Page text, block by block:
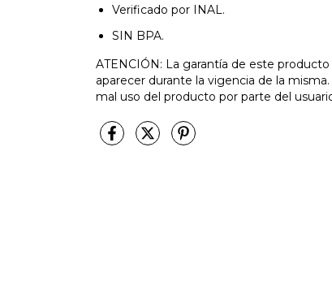
Verificado por INAL.
SIN BPA.
ATENCIÓN: La garantía de este
aparecer durante la vigencia de la
mal uso del producto por parte del